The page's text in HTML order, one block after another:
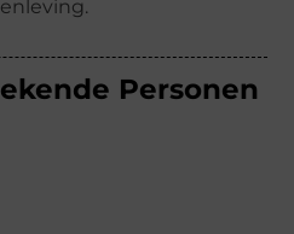
Personen